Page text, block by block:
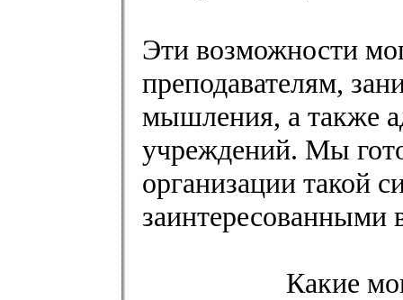
Эти возможности
преподавателям,
мышления, а также
учреждений. Мы
организации такой
заинтересованными
Какие